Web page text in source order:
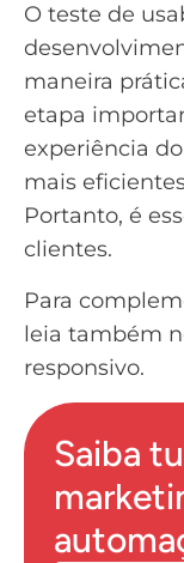
O teste de
maneira
etapa
experiência
mais
Portanto, é
clientes.
Para
leia também
responsivo.
Saiba